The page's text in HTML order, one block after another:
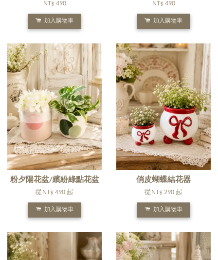
NT$ 490
加入購物車
NT$ 490
加入購物車
粉夕陽花盆/繽紛綠點花盆
從 NT$ 490 起
加入購物車
俏皮蝴蝶結花器
從 NT$ 290 起
加入購物車